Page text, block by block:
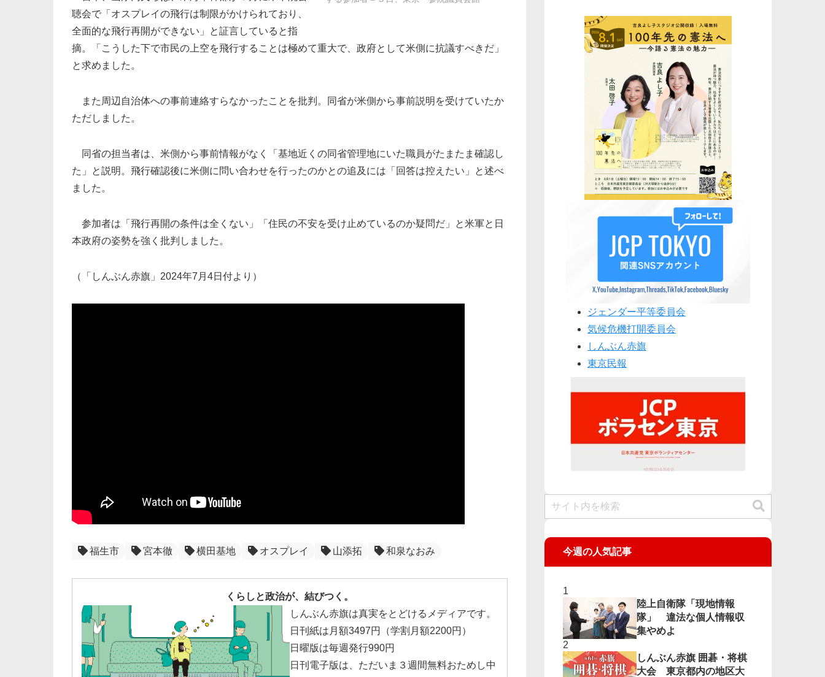
聴会で「オスプレイの飛行は制限がかけられており、
全面的な飛行再開ができない」と証言していると指
摘。「こうした下で市民の上空を飛行することは極めて重大で、政府として米側に抗議すべきだ」
と求めました。
また周辺自治体への事前連絡すらなかったことを批判。同省が米側から事前説明を受けていたか
ただしました。
同省の担当者は、米側から事前情報がなく「基地近くの同省管理地にいた職員がたまたま確認し
た」と説明。飛行確認後に米側に問い合わせを行ったのかとの追及には「回答は控えたい」と述べ
ました。
参加者は「飛行再開の条件は全くない」「住民の不安を受け止めているのか疑問だ」と米軍と日
本政府の姿勢を強く批判しました。
（「しんぶん赤旗」2024年7月4日付より）
福生市 宮本徹 横田基地 オスプレイ 山添拓 和泉なおみ
くらしと政治が、結びつく。
しんぶん赤旗は真実をとどけるメディアです。
日刊紙は月額3497円（学割月額2200円）
日曜版は毎週発行990円
日刊電子版は、ただいま３週間無料おためし中
ジェンダー平等委員会
気候危機打開委員会
しんぶん赤旗
東京民報
今週の人気記事
陸上自衛隊「現地情報
隊」 違法な個人情報収
集やめよ
しんぶん赤旗 囲碁・将棋
大会 東京都内の地区大